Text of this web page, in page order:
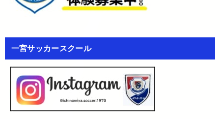
一宮サッカースクール